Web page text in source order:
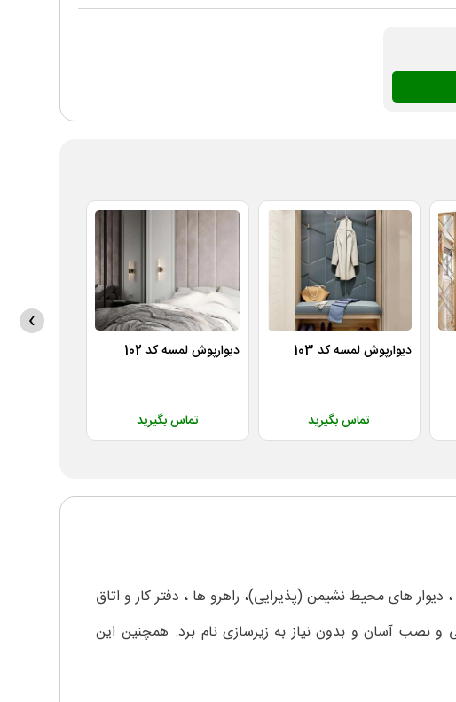
دیوارپوش لمسه کد 103
تماس بگیرید
دیوارپوش لمسه کد 102
تماس بگیرید
›
های محیط نشیمن (پذیرایی)، راهرو ها ، دفتر کار و اتاق
نصب آسان و بدون نیاز به زیرسازی نام برد. همچنین این